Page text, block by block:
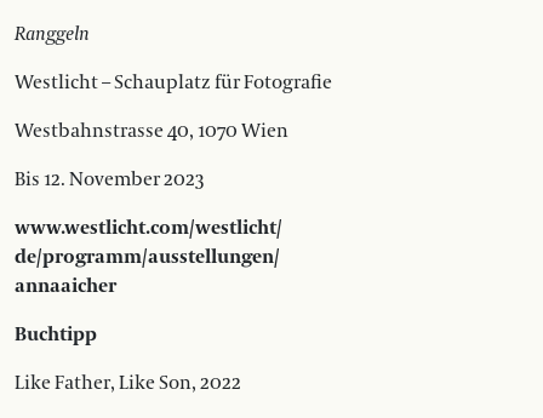
Ranggeln
Westlicht – Schauplatz für Fotografie
Westbahnstrasse 40, 1070 Wien
Bis 12. November 2023
www.westlicht.com/westlicht/
de/programm/ausstellungen/
annaaicher
Buchtipp
Like Father, Like Son, 2022